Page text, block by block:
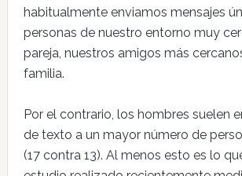
habitualmente enviamos mensajes
personas de nuestro entorno muy
pareja, nuestros amigos más
familia.
Por el contrario, los hombres suelen
de texto a un mayor número de
(17 contra 13). Al menos esto es lo